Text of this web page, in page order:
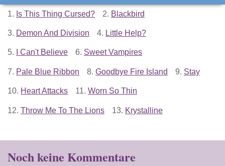
1. Is This Thing Cursed? 2. Blackbird
3. Demon And Division 4. Little Help?
5. I Can't Believe 6. Sweet Vampires
7. Pale Blue Ribbon 8. Goodbye Fire Island 9. Stay
10. Heart Attacks 11. Worn So Thin
12. Throw Me To The Lions 13. Krystalline
Noch keine Kommentare